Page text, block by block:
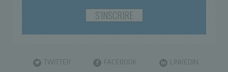
TWITTER FACEBOOK LINKEDIN